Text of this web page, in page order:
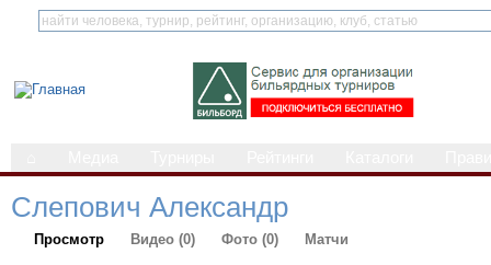
Слепович Александр
Просмотр Видео (0) Фото (0) Матчи